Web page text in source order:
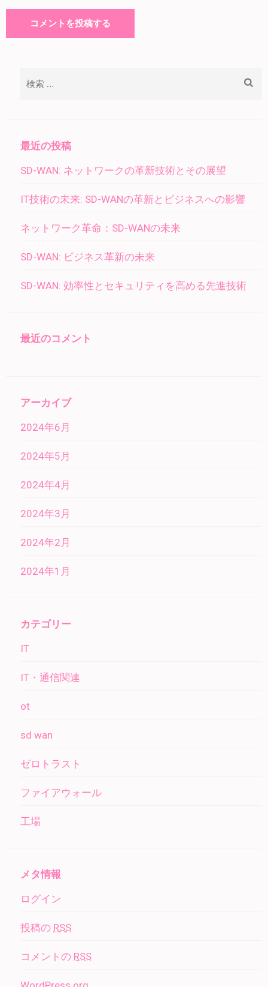
最近の投稿
SD-WAN: ネットワークの革新技術とその展望
IT技術の未来: SD-WANの革新とビジネスへの影響
ネットワーク革命：SD-WANの未来
SD-WAN: ビジネス革新の未来
SD-WAN: 効率性とセキュリティを高める先進技術
最近のコメント
アーカイブ
2024年6月
2024年5月
2024年4月
2024年3月
2024年2月
2024年1月
カテゴリー
IT
IT・通信関連
ot
sd wan
ゼロトラスト
ファイアウォール
工場
メタ情報
ログイン
投稿の RSS
コメントの RSS